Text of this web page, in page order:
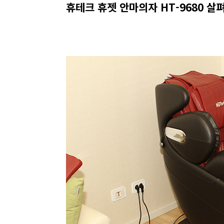
휴테크 휴젯 안마의자 HT-9680 살